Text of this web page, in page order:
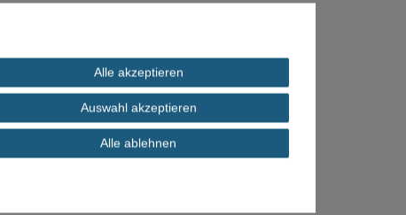
Alle akzeptieren
Auswahl akzeptieren
Alle ablehnen